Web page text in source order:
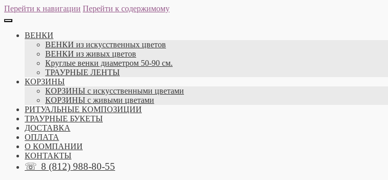
Перейти к навигации Перейти к содержимому
ВЕНКИ
ВЕНКИ из искусственных цветов
ВЕНКИ из живых цветов
Круглые венки диаметром 50-90 см.
ТРАУРНЫЕ ЛЕНТЫ
КОРЗИНЫ
КОРЗИНЫ с искусственными цветами
КОРЗИНЫ с живыми цветами
РИТУАЛЬНЫЕ КОМПОЗИЦИИ
ТРАУРНЫЕ БУКЕТЫ
ДОСТАВКА
ОПЛАТА
О КОМПАНИИ
КОНТАКТЫ
☏ 8 (812) 988-80-55